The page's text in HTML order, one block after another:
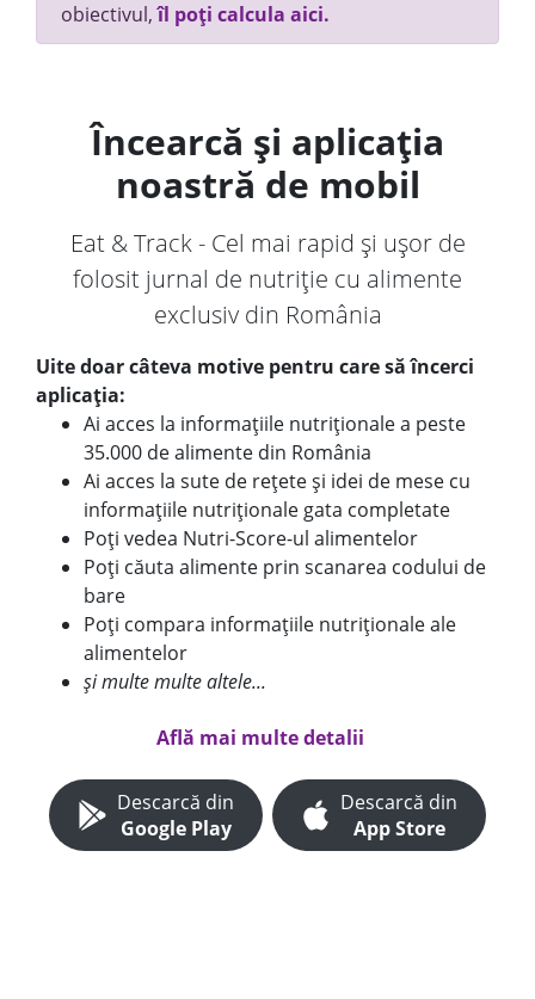
obiectivul,îl poți calcula aici.
Încearcă și aplicația
noastră de mobil
Eat & Track - Cel mai rapid și ușor de
folosit jurnal de nutriție cu alimente
exclusiv din România
Uite doar câteva motive pentru care să încerci
aplicația:
Ai acces la informațiile nutriționale a peste
35.000 de alimente din România
Ai acces la sute de rețete și idei de mese cu
informațiile nutriționale gata completate
Poți vedea Nutri-Score-ul alimentelor
Poți căuta alimente prin scanarea codului de
bare
Poți compara informațiile nutriționale ale
alimentelor
și multe multe altele...
Află mai multe detalii
Descarcă din
Google Play
Descarcă din
App Store